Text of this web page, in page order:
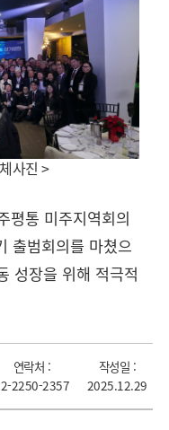
사진 >
평통 미주지역회의
출범회의를 마쳤으
성장을 위해 적극적
연락처 :
2250-2357
작성일 :
2025.12.29